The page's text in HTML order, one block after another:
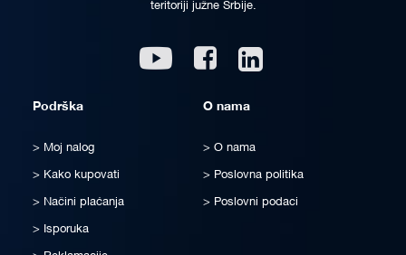
teritoriji južne Srbije.
Youtube Facebook
Podrška
Moj nalog
Kako kupovati
Načini plaćanja
Isporuka
O nama
O nama
Poslovna politika
Poslovni podaci